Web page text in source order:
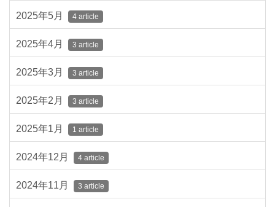
2025年5月 4 article
2025年4月 3 article
2025年3月 3 article
2025年2月 3 article
2025年1月 1 article
2024年12月 4 article
2024年11月 3 article